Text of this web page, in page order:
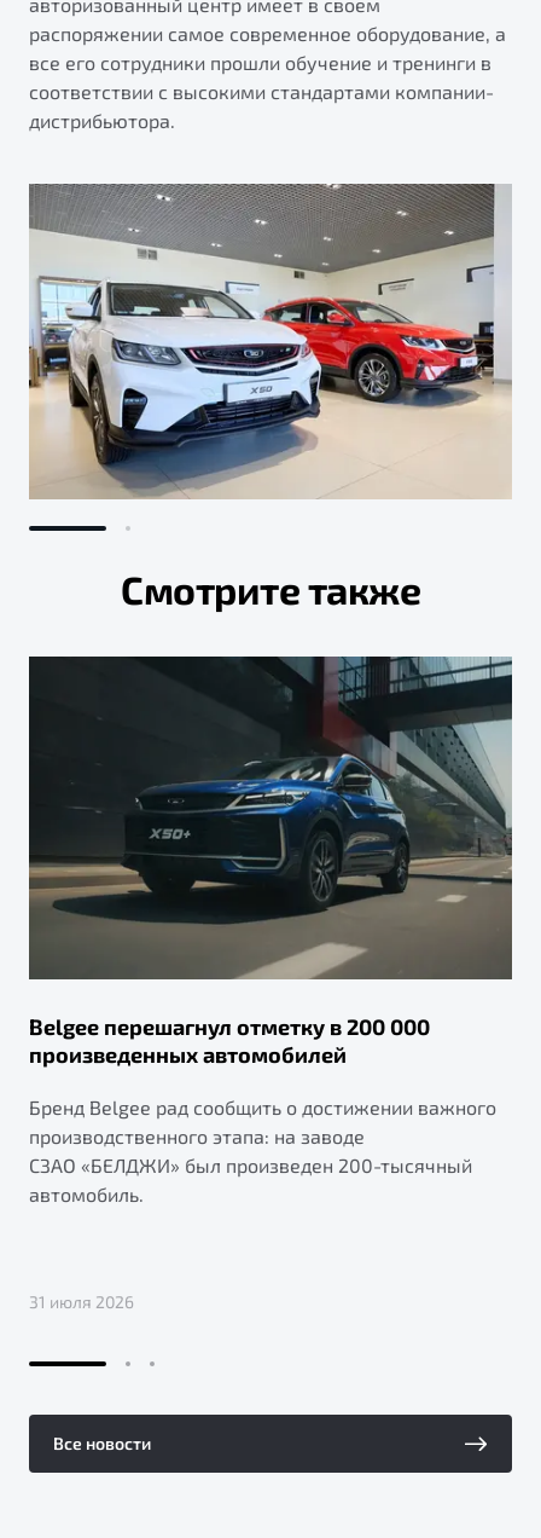
распоряжении самое современное оборудование, а
все его сотрудники прошли обучение и тренинги в
соответствии с высокими стандартами компании-
дистрибьютора.
Смотрите также
Belgee перешагнул отметку в 200 000
произведенных автомобилей
Бренд Belgee рад сообщить о достижении важного
производственного этапа: на заводе
СЗАО «БЕЛДЖИ» был произведен 200-тысячный
автомобиль.
31 июля 2026
Все новости